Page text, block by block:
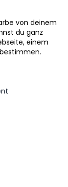
von deinem
du ganz
einem